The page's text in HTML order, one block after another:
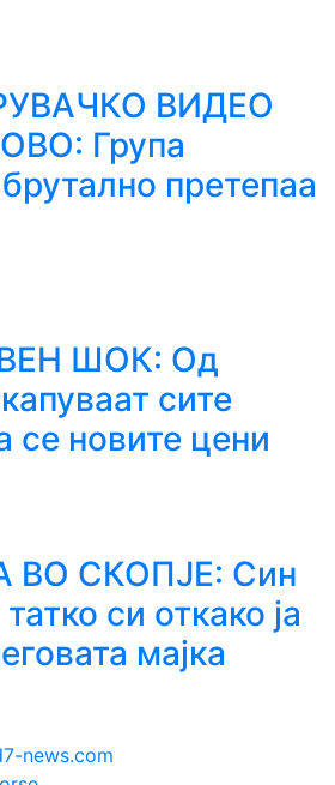
ВИДЕО
Група
претепаа
ШОК: Од
сите
се новите цени
ВО СКОПЈЕ: Син
си откако ја
мајка
news.com